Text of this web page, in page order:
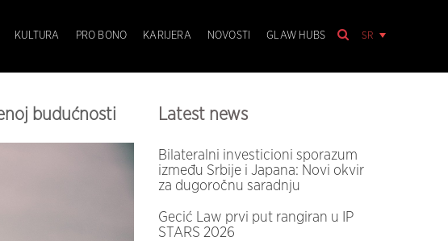
SR
KULTURA PRO BONO KARIJERA NOVOSTI GLAW HUBS
budućnosti Latest news
Bilateralni investicioni sporazum
između Srbije i Japana: Novi okvir
za dugoročnu saradnju
Gecić Law prvi put rangiran u IP
STARS 2026